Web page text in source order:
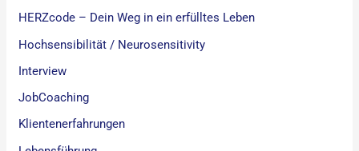
HERZcode – Dein Weg in ein erfülltes Leben
Hochsensibilität / Neurosensitivity
Interview
JobCoaching
Klientenerfahrungen